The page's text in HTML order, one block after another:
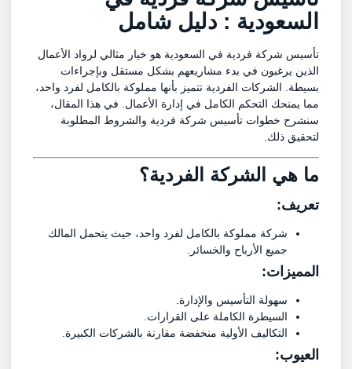
السعودية : دليل شامل
تأسيس شركة فردية في السعودية هو خيار مثالي لرواد الأعمال
الذين يرغبون في بدء مشاريعهم بشكل مستقل وبإجراءات
بسيطة. الشركات الفردية تتميز بأنها مملوكة بالكامل لفرد واحد،
مما يمنحك التحكم الكامل في إدارة الأعمال. في هذا المقال،
سنشرح خطوات تأسيس شركة فردية والشروط المطلوبة
لتحقيق ذلك.
ما هي الشركة الفردية؟
تعريف:
شركة مملوكة بالكامل لفرد واحد، حيث يتحمل المالك
جميع الأرباح والخسائر.
المميزات:
سهولة التأسيس والإدارة.
السيطرة الكاملة على القرارات.
التكاليف الأولية منخفضة مقارنة بالشركات الكبيرة.
العيوب: